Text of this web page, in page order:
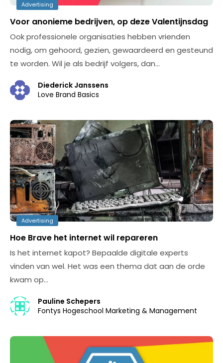
Advertising
Voor anonieme bedrijven, op deze Valentijnsdag
Ook professionele organisaties hebben vrienden
nodig, om gehoord, gezien, gewaardeerd en gesteund
te worden. Wil je als bedrijf volgers, dan…
Diederick Janssens
Love Brand Basics
Advertising
Hoe Brave het internet wil repareren
Is het internet kapot? Bepaalde digitale experts
vinden van wel. Het was een thema dat aan de orde
kwam op…
Pauline Schepers
Fontys Hogeschool Marketing & Management